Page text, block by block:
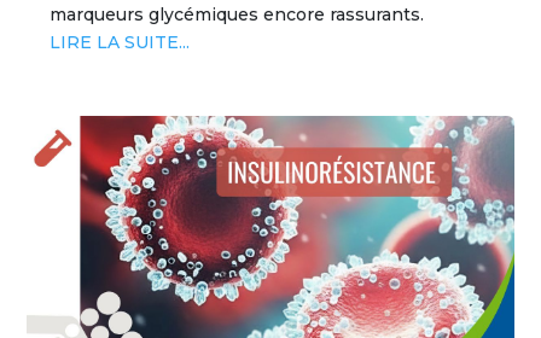
marqueurs glycémiques encore rassurants.
LIRE LA SUITE...